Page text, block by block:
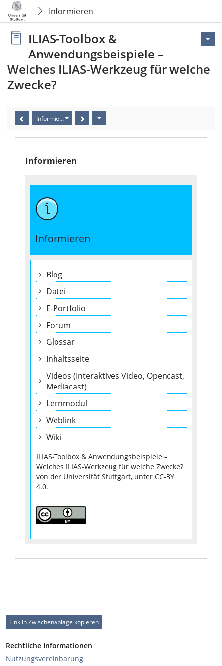
Informieren
ILIAS-Toolbox &
Anwendungsbeispiele –
Welches ILIAS-Werkzeug für welche
Zwecke?
Informieren
Informieren
Informieren
Blog
Datei
E-Portfolio
Forum
Glossar
Inhaltsseite
Videos (Interaktives Video, Opencast,
Mediacast)
Lernmodul
Weblink
Wiki
ILIAS-Toolbox & Anwendungsbeispiele –
Welches ILIAS-Werkzeug für welche Zwecke?
von der Universität Stuttgart, unter CC-BY
4.0.
Link in Zwischenablage kopieren
Rechtliche Informationen
Nutzungsvereinbarung